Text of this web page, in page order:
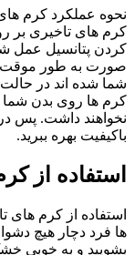
نحوه عملکرد کرم
کرم های تاخیری بر
کردن پتانسیل عمل
صورت به طور موقت
شما شده اند در حالت
کرم ها روی بدن شما
نخواهند داشت. پس
باکیفیت بهره ببرید.
استفاده از
استفاده از کرم
ها فرد دچار هیچ
بشویید و به خوبی